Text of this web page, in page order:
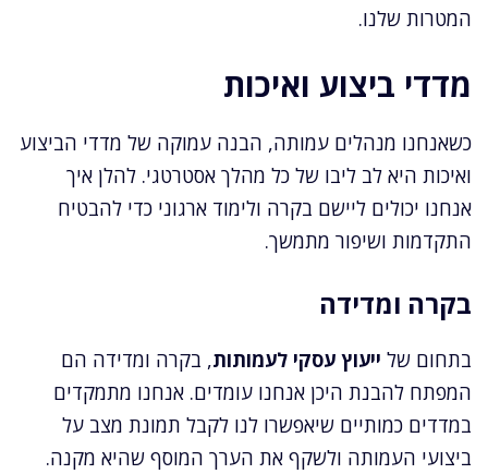
המטרות שלנו.
מדדי ביצוע ואיכות
כשאנחנו מנהלים עמותה, הבנה עמוקה של מדדי הביצוע
ואיכות היא לב ליבו של כל מהלך אסטרטגי. להלן איך
אנחנו יכולים ליישם בקרה ולימוד ארגוני כדי להבטיח
התקדמות ושיפור מתמשך.
בקרה ומדידה
בתחום של ייעוץ עסקי לעמותות, בקרה ומדידה הם
המפתח להבנת היכן אנחנו עומדים. אנחנו מתמקדים
במדדים כמותיים שיאפשרו לנו לקבל תמונת מצב על
ביצועי העמותה ולשקף את הערך המוסף שהיא מקנה.